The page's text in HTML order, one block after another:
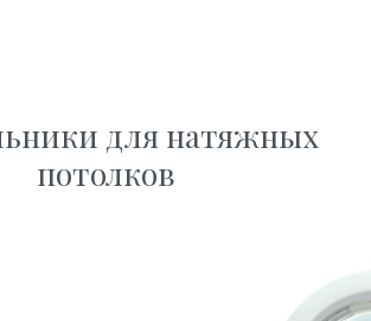
для натяжных
потолков